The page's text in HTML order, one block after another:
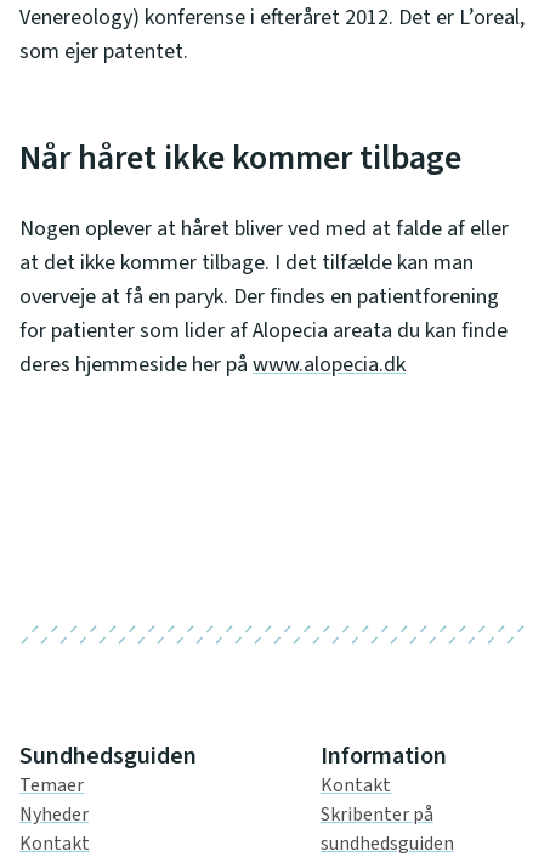
Venereology) konferense i efteråret 2012. Det er L’oreal,
som ejer patentet.
Når håret ikke kommer tilbage
Nogen oplever at håret bliver ved med at falde af eller
at det ikke kommer tilbage. I det tilfælde kan man
overveje at få en paryk. Der findes en patientforening
for patienter som lider af Alopecia areata du kan finde
deres hjemmeside her på www.alopecia.dk
Sundhedsguiden
Temaer
Nyheder
Kontakt
Information
Kontakt
Skribenter på
sundhedsguiden